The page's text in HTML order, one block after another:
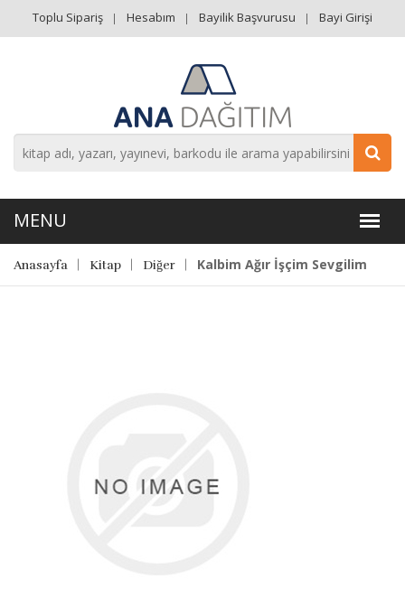
Toplu Sipariş Hesabım Bayilik Başvurusu Bayi Girişi
Anasayfa Kitap Diğer Kalbim Ağır İşçim Sevgilim